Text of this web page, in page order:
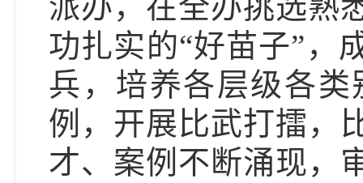
功扎实的“好苗子”，
兵，培养各层级各
例，开展比武打擂，
才、案例不断涌现，